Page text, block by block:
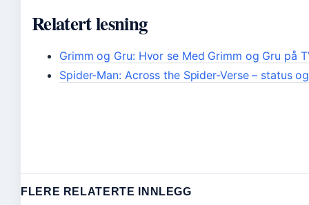
Relatert lesning
Grimm og Gru: Hvor se Med Grimm og Gru på
Spider-Man: Across the Spider-Verse – status
FLERE RELATERTE INNLEGG